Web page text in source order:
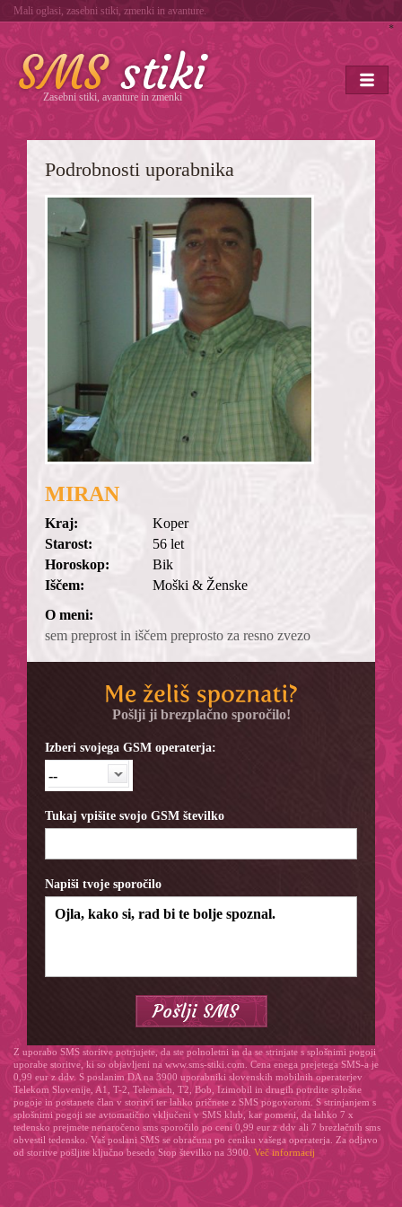
Mali oglasi, zasebni stiki, zmenki in avanture.
Zasebni stiki, avanture in zmenki
Podrobnosti uporabnika
MIRAN
Kraj:
Starost:
Horoskop:
Iščem:
Koper
56 let
Bik
Moški & Ženske
O meni:
sem preprost in iščem preprosto za resno zvezo
Pošlji ji brezplačno sporočilo!
Izberi svojega GSM operaterja:
--
Tukaj vpišite svojo GSM številko
Napiši tvoje sporočilo
Z uporabo SMS storitve potrjujete, da ste polnoletni in da se strinjate s splošnimi pogoji
uporabe storitve, ki so objavljeni na www.sms-stiki.com. Cena enega prejetega SMS-a je
0,99 eur z ddv. S poslanim DA na 3900 uporabniki slovenskih mobilnih operaterjev
Telekom Slovenije, A1, T-2, Telemach, T2, Bob, Izimobil in drugih potrdite splošne
pogoje in postanete član v storitvi ter lahko pričnete z SMS pogovorom. S strinjanjem s
splošnimi pogoji ste avtomatično vključeni v SMS klub, kar pomeni, da lahko 7 x
tedensko prejmete nenaročeno sms sporočilo po ceni 0,99 eur z ddv ali 7 brezlačnih sms
obvestil tedensko. Vaš poslani SMS se obračuna po ceniku vašega operaterja. Za odjavo
od storitve pošljite ključno besedo Stop številko na 3900. Več informacij
*